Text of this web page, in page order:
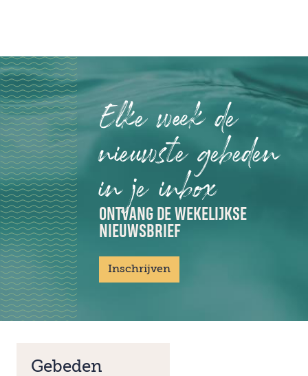
Elke week de
nieuwste gebeden
in je inbox
ONTVANG DE WEKELIJKSE
NIEUWSBRIEF
Inschrijven
Gebeden